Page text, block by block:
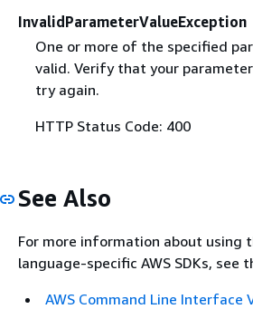
InvalidParameterValueException
One or more of the specified
valid. Verify that your
try again.
HTTP Status Code: 400
See Also
For more information about using
language-specific AWS SDKs, see
AWS Command Line Interface